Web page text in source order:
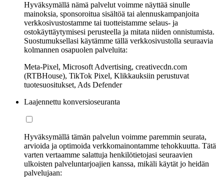
Hyväksymällä nämä palvelut voimme näyttää sinulle
mainoksia, sponsoroitua sisältöä tai alennuskampanjoita
verkkosivustostamme tai tuotteistamme selaus- ja
ostokäyttäytymisesi perusteella ja mitata niiden onnistumista.
Suostumuksellasi käytämme tällä verkkosivustolla seuraavia
kolmannen osapuolen palveluita:
Meta-Pixel, Microsoft Advertising, creativecdn.com
(RTBHouse), TikTok Pixel, Klikkauksiin perustuvat
tuotesuositukset, Ads Defender
Laajennettu konversioseuranta
Hyväksymällä tämän palvelun voimme paremmin seurata,
arvioida ja optimoida verkkomainontamme tehokkuutta. Tätä
varten vertaamme salattuja henkilötietojasi seuraavien
ulkoisten palveluntarjoajien kanssa, mikäli käytät jo heidän
palvelujaan: